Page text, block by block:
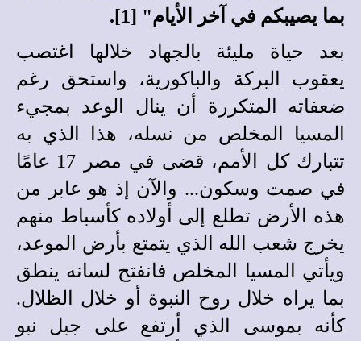
بما يصيبكم في آخر الأيام" [1].
بعد حياة مليئة بالجهاد خلالها اغتصب
يعقوب البركة والباكورية، واستحق رغم
ضعفاته المتكررة أن ينال الوعد بمجيء
المسيا المخلص من نسله، هذا الذي به
تتبارك كل الأمم، قضى في مصر 17 عامًا
في صمت وسكون... والآن إذ هو عابر من
هذه الأرض تطلع إلى أولاده كأسباط منهم
يخرج شعب الله الذي يتمتع بأرض الموعد،
ويأتي المسيا المخلص فانفتح لسانه ينطق
بما يراه خلال روح النبوة أو خلال الظلال.
كأنه بموسى الذي أرتفع على جبل نبو